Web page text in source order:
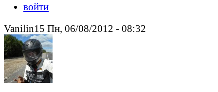
войти
Vanilin15 Пн, 06/08/2012 - 08:32